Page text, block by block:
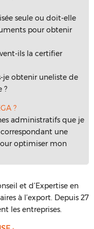
seule ou doit-elle
pour obtenir
ils la certifier
je obtenir uneliste de
?
?
administratifs que je
une
optimiser mon
et d’Expertise en
à l’export. Depuis 27
les entreprises.